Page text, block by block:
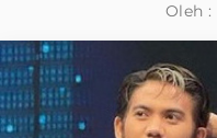
Oleh :